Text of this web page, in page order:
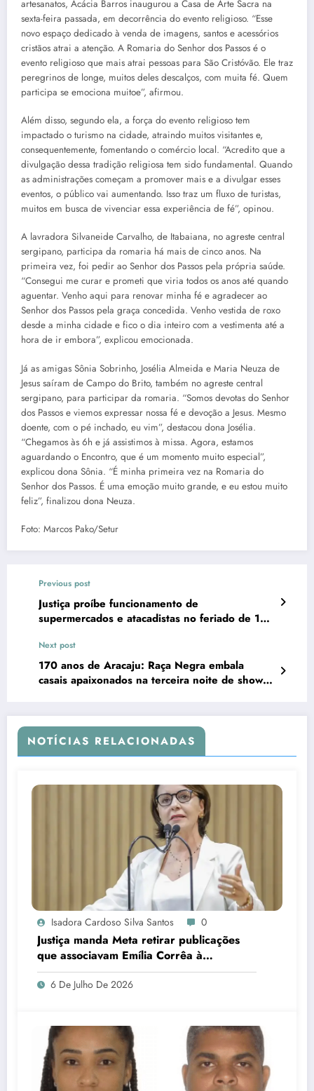
artesanatos, Acácia Barros inaugurou a Casa de Arte Sacra na
sexta-feira passada, em decorrência do evento religioso. “Esse
novo espaço dedicado à venda de imagens, santos e acessórios
cristãos atrai a atenção. A Romaria do Senhor dos Passos é o
evento religioso que mais atrai pessoas para São Cristóvão. Ele traz
peregrinos de longe, muitos deles descalços, com muita fé. Quem
participa se emociona muitoe”, afirmou.
Além disso, segundo ela, a força do evento religioso tem
impactado o turismo na cidade, atraindo muitos visitantes e,
consequentemente, fomentando o comércio local. “Acredito que a
divulgação dessa tradição religiosa tem sido fundamental. Quando
as administrações começam a promover mais e a divulgar esses
eventos, o público vai aumentando. Isso traz um fluxo de turistas,
muitos em busca de vivenciar essa experiência de fé”, opinou.
A lavradora Silvaneide Carvalho, de Itabaiana, no agreste central
sergipano, participa da romaria há mais de cinco anos. Na
primeira vez, foi pedir ao Senhor dos Passos pela própria saúde.
“Consegui me curar e prometi que viria todos os anos até quando
aguentar. Venho aqui para renovar minha fé e agradecer ao
Senhor dos Passos pela graça concedida. Venho vestida de roxo
desde a minha cidade e fico o dia inteiro com a vestimenta até a
hora de ir embora”, explicou emocionada.
Já as amigas Sônia Sobrinho, Josélia Almeida e Maria Neuza de
Jesus saíram de Campo do Brito, também no agreste central
sergipano, para participar da romaria. “Somos devotas do Senhor
dos Passos e viemos expressar nossa fé e devoção a Jesus. Mesmo
doente, com o pé inchado, eu vim”, destacou dona Josélia.
“Chegamos às 6h e já assistimos à missa. Agora, estamos
aguardando o Encontro, que é um momento muito especial”,
explicou dona Sônia. “É minha primeira vez na Romaria do
Senhor dos Passos. É uma emoção muito grande, e eu estou muito
feliz”, finalizou dona Neuza.
Foto: Marcos Pako/Setur
Previous post
Justiça proíbe funcionamento de
supermercados e atacadistas no feriado de 17
Next post
170 anos de Aracaju: Raça Negra embala
casais apaixonados na terceira noite de shows
NOTÍCIAS RELACIONADAS
Isadora Cardoso Silva Santos 0
Justiça manda Meta retirar publicações
que associavam Emília Corrêa à
corrupção e identificar responsáveis
6 De Julho De 2026